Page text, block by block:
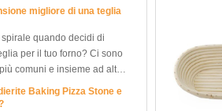
quando decidi di
per il tuo forno? Ci sono
comuni e insieme ad altre
diverse, quale dimensione
essere scelta? Cosa
tra teglie di diverse
Baking Pizza Stone e
condivideremo con voi